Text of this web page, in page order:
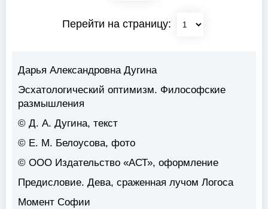
Перейти на страницу:
Дарья Александровна Дугина
Эсхатологический оптимизм. Философские
размышления
© Д. А. Дугина, текст
© Е. М. Белоусова, фото
© ООО Издательство «АСТ», оформление
Предисловие. Дева, сраженная лучом Логоса
Момент Софии